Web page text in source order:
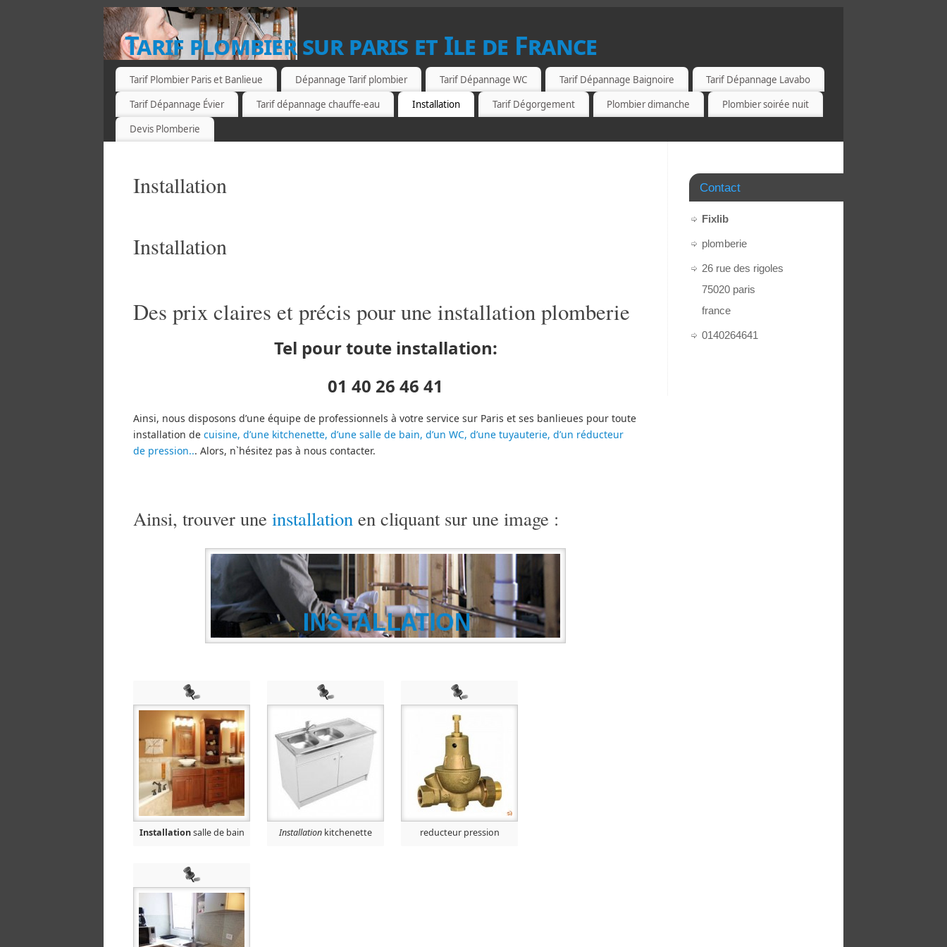
Tarif plombier sur paris et Ile de France
Tarif Plombier Paris et Banlieue Dépannage Tarif plombier Tarif Dépannage WC Tarif Dépannage Baignoire
Tarif Dépannage Lavabo
Tarif Dépannage Évier
Tarif dépannage chauffe-eau Installation Tarif Dégorgement Plombier dimanche
Plombier soirée nuit
Devis Plomberie
Installation
Installation
Des prix claires et précis pour une installation plomberie
Tel pour toute installation:
01 40 26 46 41
Ainsi, nous disposons d’une équipe de professionnels à votre service sur Paris et ses banlieues pour toute
installation de cuisine, d’une kitchenette, d’une salle de bain, d’un WC, d’une tuyauterie, d’un réducteur
de pression... Alors, n`hésitez pas à nous contacter.
Ainsi, trouver une installation en cliquant sur une image :
Installationsalle de bain Installation kitchenette reducteur pression
Contact
Fixlib
plomberie
26 rue des rigoles
75020 paris
france
0140264641